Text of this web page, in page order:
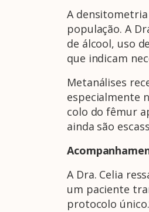
A
população. A
de álcool, uso
que indicam
Metanálises
especialmente
colo do fêmur
ainda são
A Dra. Celia
um paciente
protocolo